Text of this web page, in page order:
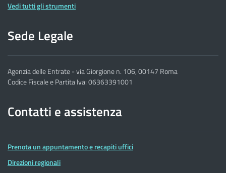
Vedi tutti gli strumenti
Sede Legale
Agenzia delle Entrate - via Giorgione n. 106, 00147 Roma
Codice Fiscale e Partita Iva: 06363391001
Contatti e assistenza
Prenota un appuntamento e recapiti uffici
Direzioni regionali